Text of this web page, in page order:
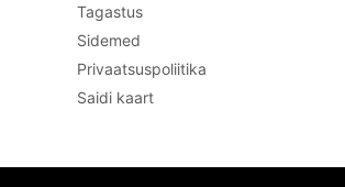
Tagastus
Sidemed
Privaatsuspoliitika
Saidi kaart